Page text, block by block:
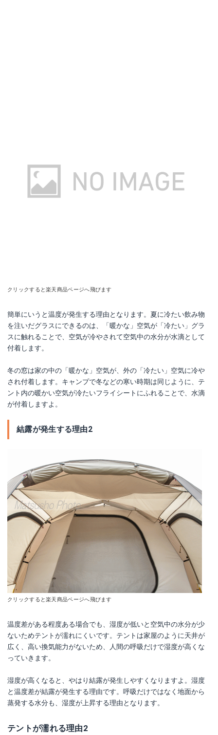
クリックすると楽天商品ページへ飛びます
簡単にいうと温度が発生する理由となります。夏に冷たい飲み物
を注いだグラスにできるのは、「暖かな」空気が「冷たい」グラ
スに触れることで、空気が冷やされて空気中の水分が水滴として
付着します。
冬の窓は家の中の「暖かな」空気が、外の「冷たい」空気に冷や
され付着します。キャンプで冬などの寒い時期は同じように、テ
ント内の暖かい空気が冷たいフライシートにふれることで、水滴
が付着しますよ。
結露が発生する理由2
クリックすると楽天商品ページへ飛びます
温度差がある程度ある場合でも、湿度が低いと空気中の水分が少
ないためテントが濡れにくいです。テントは家屋のように天井が
広く、高い換気能力がないため、人間の呼吸だけで湿度が高くな
っていきます。
湿度が高くなると、やはり結露が発生しやすくなりますよ。湿度
と温度差が結露が発生する理由です。呼吸だけではなく地面から
蒸発する水分も、湿度が上昇する理由となります。
テントが濡れる理由2